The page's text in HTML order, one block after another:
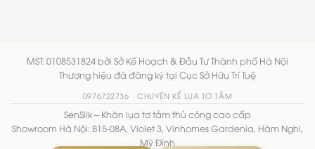
MST: 0108531824 bởi Sở Kế Hoạch & Đầu Tư Thành phố Hà Nội
Thương hiệu đã đăng ký tại Cục Sở Hữu Trí Tuệ
0976722736 CHUYỆN KỂ LỤA TƠ TẰM
SenSilk – Khăn lụa tơ tằm thủ công cao cấp
Showroom Hà Nội: B15-08A, Violet 3, Vinhomes Gardenia, Hàm Nghi,
Mỹ Đình